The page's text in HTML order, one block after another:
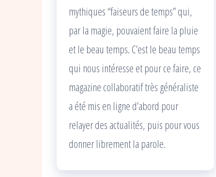
mythiques “faiseurs de temps” qui,
par la magie, pouvaient faire la pluie
et le beau temps. C’est le beau temps
qui nous intéresse et pour ce faire, ce
magazine collaboratif très généraliste
a été mis en ligne d’abord pour
relayer des actualités, puis pour vous
donner librement la parole.